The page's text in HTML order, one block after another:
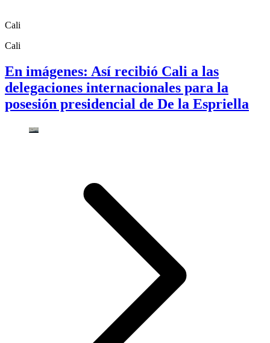
Cali
Cali
En imágenes: Así recibió Cali a las
delegaciones internacionales para la
posesión presidencial de De la Espriella